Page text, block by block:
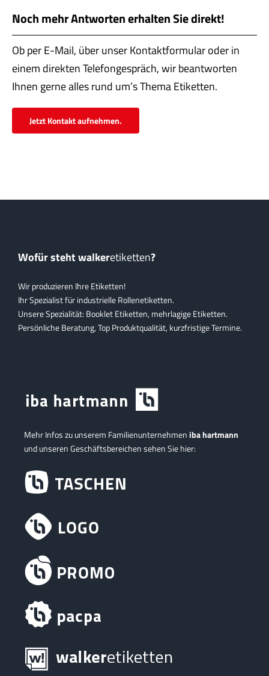
Noch mehr Antworten erhalten Sie direkt!
Ob per E-Mail, über unser Kontaktformular oder in
einem direkten Telefongespräch, wir beantworten
Ihnen gerne alles rund um’s Thema Etiketten.
Jetzt Kontakt aufnehmen.
Wofür steht walkeretiketten?
Wir produzieren Ihre Etiketten!
Ihr Spezialist für industrielle Rollenetiketten.
Unsere Spezialität: Booklet Etiketten, mehrlagige Etiketten.
Persönliche Beratung, Top Produktqualität, kurzfristige Termine.
Mehr Infos zu unserem Familienunternehmeniba hartmann
und unseren Geschäftsbereichen sehen Sie hier: